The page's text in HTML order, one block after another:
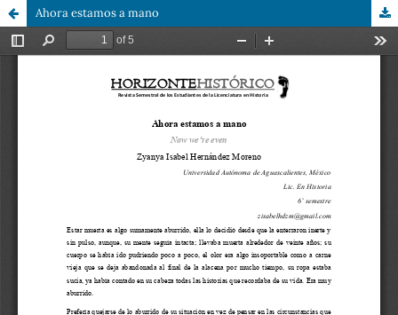
Ahora estamos a mano